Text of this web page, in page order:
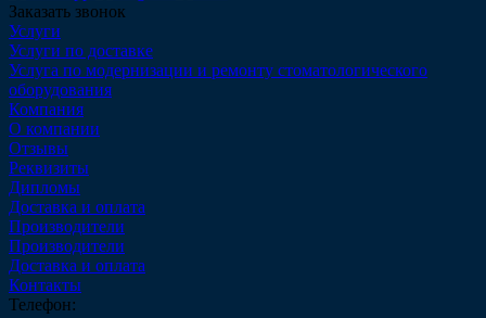
Заказать звонок
Услуги
Услуги по доставке
Услуга по модернизации и ремонту стоматологического
оборудования
Компания
О компании
Отзывы
Реквизиты
Дипломы
Доставка и оплата
Производители
Производители
Доставка и оплата
Контакты
Телефон: